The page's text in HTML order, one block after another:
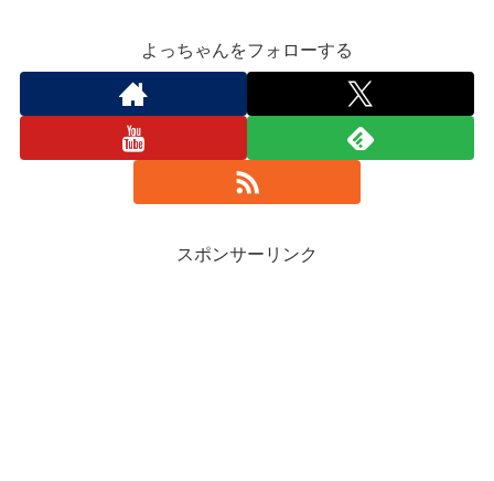
よっちゃんをフォローする
スポンサーリンク